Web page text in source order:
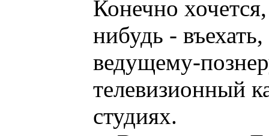
Конечно
нибудь -
ведущему-
телевизионный
студиях.